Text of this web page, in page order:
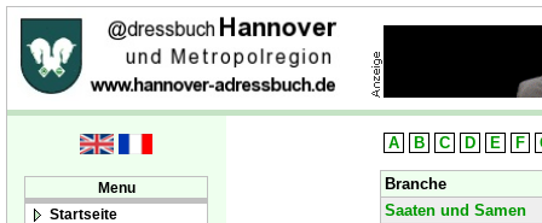
Menu
Startseite
A B C D E F
Branche
Saaten und Samen